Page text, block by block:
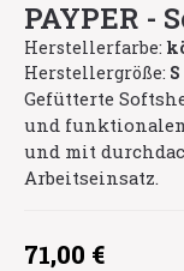
PAYPER -
Herstellerfarbe:
Herstellergröße: S
Gefütterte
und
und mit
Arbeitseinsatz.
Regulärer Preis:
71,00 €